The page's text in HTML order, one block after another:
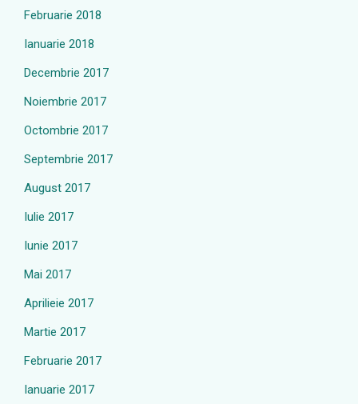
Februarie 2018
Ianuarie 2018
Decembrie 2017
Noiembrie 2017
Octombrie 2017
Septembrie 2017
August 2017
Iulie 2017
Iunie 2017
Mai 2017
Aprilieie 2017
Martie 2017
Februarie 2017
Ianuarie 2017